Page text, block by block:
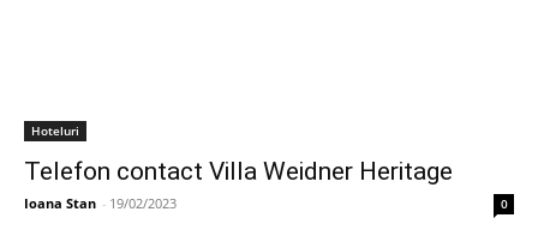
Hoteluri
Telefon contact Villa Weidner Heritage
Ioana Stan - 19/02/2023 0